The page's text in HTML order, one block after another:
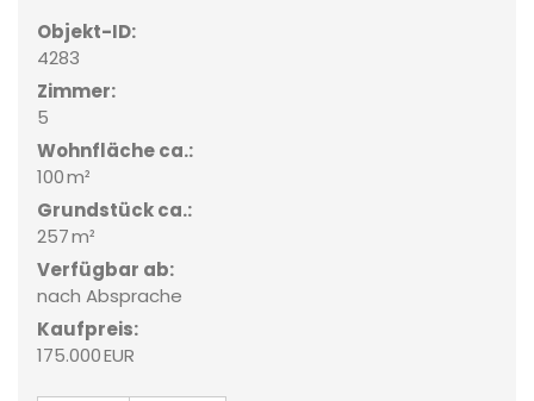
Objekt-ID:
4283
Zimmer:
5
Wohnfläche ca.:
100 m²
Grund­stück ca.:
257 m²
Verfügbar ab:
nach Absprache
Kaufpreis:
175.000 EUR